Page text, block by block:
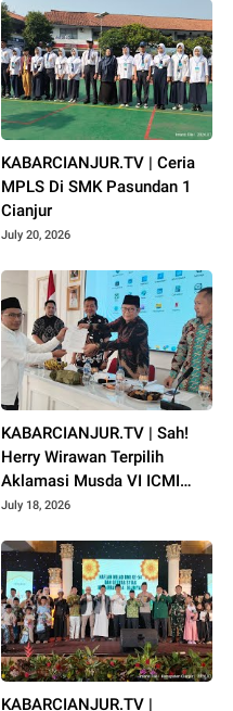
KABARCIANJUR.TV | Ceria
MPLS Di SMK Pasundan 1
Cianjur
July 20, 2026
KABARCIANJUR.TV | Sah!
Herry Wirawan Terpilih
Aklamasi Musda VI ICMI
Orda Cianjur
July 18, 2026
KABARCIANJUR.TV |